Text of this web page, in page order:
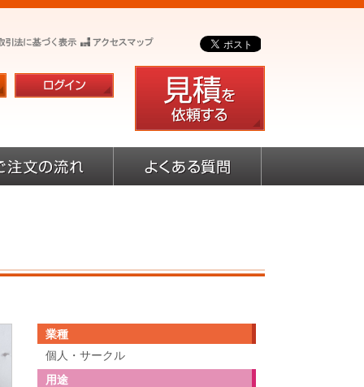
業種
個人・サークル
用途